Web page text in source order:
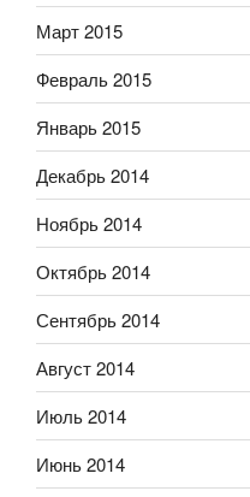
Март 2015
Февраль 2015
Январь 2015
Декабрь 2014
Ноябрь 2014
Октябрь 2014
Сентябрь 2014
Август 2014
Июль 2014
Июнь 2014